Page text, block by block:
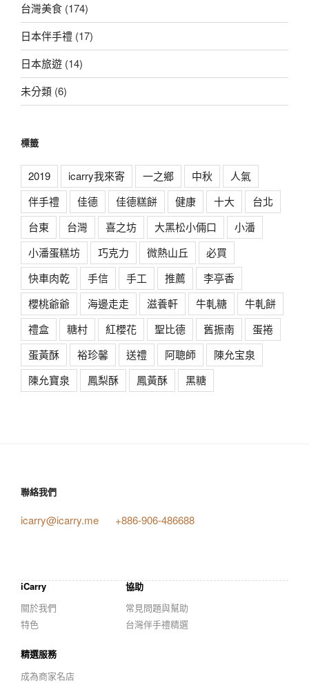
台灣美食 (174)
日本伴手禮 (17)
日本旅遊 (14)
未分類 (6)
標籤
2019 icarry我來寄 一之鄉 中秋
人氣
伴手禮
佳德 佳德糕餅 健康 十大
台北
台東
台灣 喜之坊 大黑松小倆口
小潘
小潘蛋糕坊
巧克力 微熱山丘
必買
快車肉乾
手信 手工 推薦
李亭香
櫻桃爺爺
海邊走走 滋養軒 牛軋糖
牛軋餅
禮盒
糖村 紅櫻花 聖比德 舊振南
蛋捲
蛋黃酥
裕珍馨 送禮 阿聰師
陳允宝泉
陳允寶泉
鳳梨酥 鳳黃酥 黑糖
聯絡我們
icarry@icarry.me +886-906-486688
iCarry
關於我們
特色
協助
常見問題與幫助
台灣伴手禮精選
精選服務
成為商家名店